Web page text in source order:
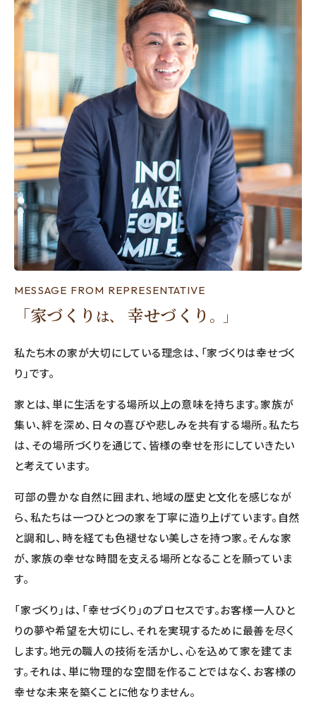
MESSAGE FROM REPRESENTATIVE
「家づくり は、 幸せづくり 。」
私たち木の家が大切にしている理念は、「家づくりは幸せづく
り」です。
家とは、単に生活をする場所以上の意味を持ちます。家族が
集い、絆を深め、日々の喜びや悲しみを共有する場所。私たち
は、その場所づくりを通じて、皆様の幸せを形にしていきたい
と考えています。
可部の豊かな自然に囲まれ、地域の歴史と文化を感じなが
ら、私たちは一つひとつの家を丁寧に造り上げています。自然
と調和し、時を経ても色褪せない美しさを持つ家。そんな家
が、家族の幸せな時間を支える場所となることを願っていま
す。
「家づくり」は、「幸せづくり」のプロセスです。お客様一人ひと
りの夢や希望を大切にし、それを実現するために最善を尽く
します。地元の職人の技術を活かし、心を込めて家を建てま
す。それは、単に物理的な空間を作ることではなく、お客様の
幸せな未来を築くことに他なりません。